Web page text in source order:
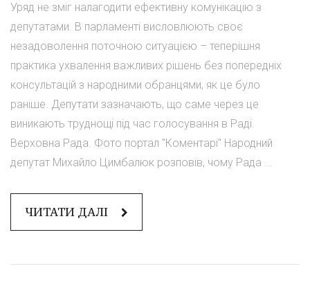
Уряд не зміг налагодити ефективну комунікацію з
депутатами. В парламенті висловлюють своє
незадоволення поточною ситуацією – теперішня
практика ухвалення важливих рішень без попередніх
консультацій з народними обранцями, як це було
раніше. Депутати зазначають, що саме через це
виникають труднощі під час голосування в Раді.
Верховна Рада. Фото портал "Коментарі" Народний
депутат Михайло Цимбалюк розповів, чому Рада ...
ЧИТАТИ ДАЛІ